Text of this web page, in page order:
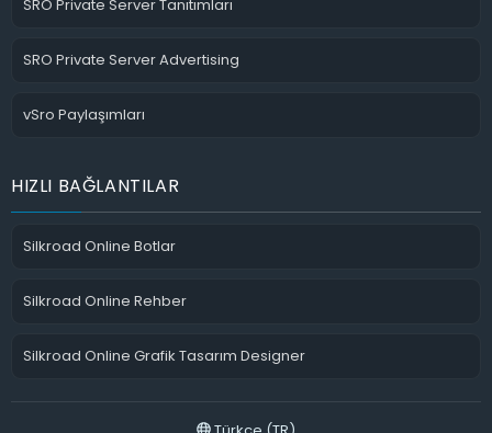
SRO Private Server Tanıtımları
SRO Private Server Advertising
vSro Paylaşımları
HIZLI BAĞLANTILAR
Silkroad Online Botlar
Silkroad Online Rehber
Silkroad Online Grafik Tasarım Designer